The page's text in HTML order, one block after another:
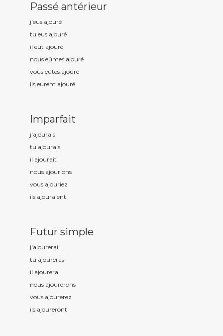
Passé antérieur
j'eus ajouré
tu eus ajouré
il eut ajouré
nous eûmes ajouré
vous eûtes ajouré
ils eurent ajouré
Imparfait
j'ajourais
tu ajourais
il ajourait
nous ajourions
vous ajouriez
ils ajouraient
Futur simple
j'ajourerai
tu ajoureras
il ajourera
nous ajourerons
vous ajourerez
ils ajoureront